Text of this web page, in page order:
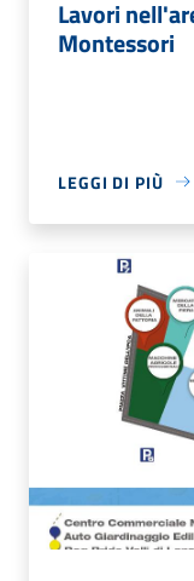
Lavori
Montessori
LEGGI DI PIÙ